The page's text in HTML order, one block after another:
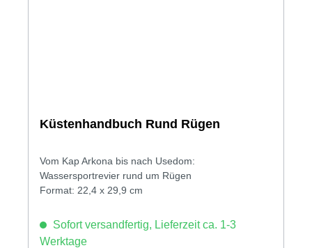
Küstenhandbuch Rund Rügen
Vom Kap Arkona bis nach Usedom:
Wassersportrevier rund um Rügen
Format: 22,4 x 29,9 cm
Sofort versandfertig, Lieferzeit ca. 1-3
Werktage